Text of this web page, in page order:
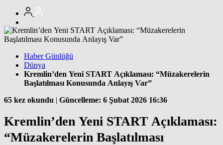
Haber Günlüğü
Dünya
Kremlin’den Yeni START Açıklaması: “Müzakerelerin
Başlatılması Konusunda Anlayış Var”
65 kez okundu | Güncelleme: 6 Şubat 2026 16:36
Kremlin’den Yeni START Açıklaması:
“Müzakerelerin Başlatılması